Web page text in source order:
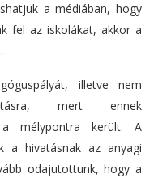
a médiában, hogy
fel az iskolákat, akkor a
illetve nem
mert ennek
a mélypontra került. A
a hivatásnak az anyagi
odajutottunk, hogy a